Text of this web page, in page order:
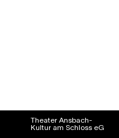
Theater Ansbach-
Kultur am Schloss eG